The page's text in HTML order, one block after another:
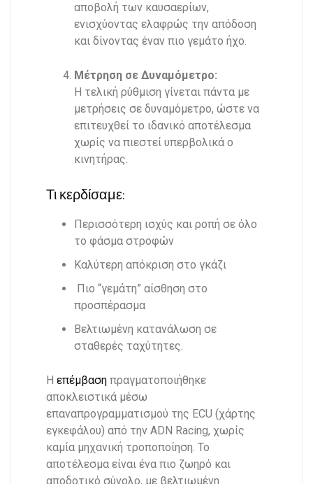
αποβολή των καυσαερίων,
ενισχύοντας ελαφρώς την απόδοση
και δίνοντας έναν πιο γεμάτο ήχο.
Μέτρηση σε Δυναμόμετρο:
Η τελική ρύθμιση γίνεται πάντα με
μετρήσεις σε δυναμόμετρο, ώστε να
επιτευχθεί το ιδανικό αποτέλεσμα
χωρίς να πιεστεί υπερβολικά ο
κινητήρας.
Τι κερδίσαμε:
Περισσότερη ισχύς και ροπή σε όλο
το φάσμα στροφών
Καλύτερη απόκριση στο γκάζι
Πιο “γεμάτη” αίσθηση στο
προσπέρασμα
Βελτιωμένη κατανάλωση σε
σταθερές ταχύτητες.
Η επέμβαση πραγματοποιήθηκε
αποκλειστικά μέσω
επαναπρογραμματισμού της ECU (χάρτης
εγκεφάλου) από την ADN Racing, χωρίς
καμία μηχανική τροποποίηση. Το
αποτέλεσμα είναι ένα πιο ζωηρό και
αποδοτικό σύνολο, με βελτιωμένη